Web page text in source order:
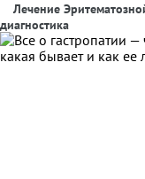
Лечение
диагностика